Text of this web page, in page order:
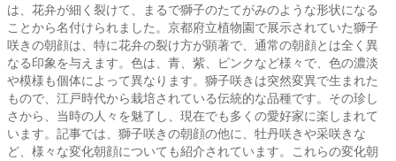
は、花弁が細く裂けて、まるで獅子のたてがみのような形状になる
ことから名付けられました。京都府立植物園で展示されていた獅子
咲きの朝顔は、特に花弁の裂け方が顕著で、通常の朝顔とは全く異
なる印象を与えます。色は、青、紫、ピンクなど様々で、色の濃淡
や模様も個体によって異なります。獅子咲きは突然変異で生まれた
もので、江戸時代から栽培されている伝統的な品種です。その珍し
さから、当時の人々を魅了し、現在でも多くの愛好家に楽しまれて
います。記事では、獅子咲きの朝顔の他に、牡丹咲きや采咲きな
ど、様々な変化朝顔についても紹介されています。これらの変化朝